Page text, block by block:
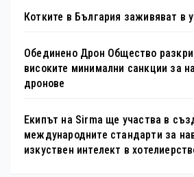
Котките в България заживяват в
Обединено Дрон Общество
високите минимални санкции за
дронове
Екипът на Sirma ще участва в
международните стандарти за
изкуствен интелект в